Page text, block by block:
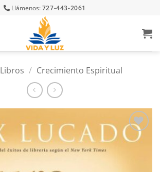
Llámenos:727-443-2061
Libros / Crecimiento Espiritual
Añadir